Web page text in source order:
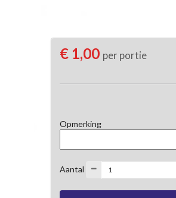
€ 1,00 per portie
Opmerking
Aantal